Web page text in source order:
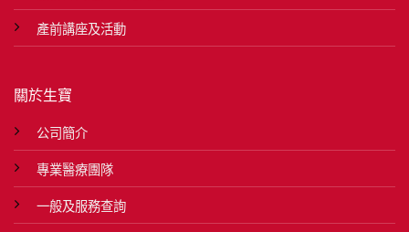
產前講座及活動
關於生寶
公司簡介
專業醫療團隊
一般及服務查詢